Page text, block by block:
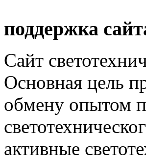
поддержка
Сайт
Основная цель
обмену опытом
активные